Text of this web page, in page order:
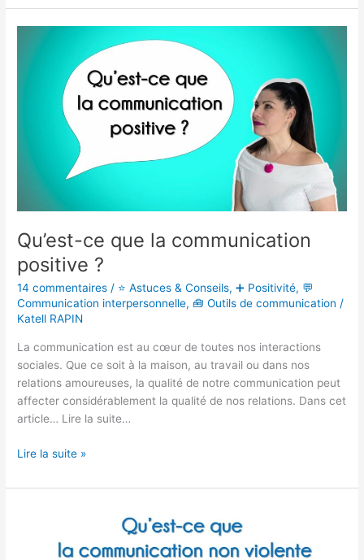
Qu’est-ce que la communication
positive ?
14 commentaires / ⭐ Astuces & Conseils,➕ Positivité, 💬
Communication interpersonnelle,🧰 Outils de communication /
Katell RAPIN
La communication est au cœur de toutes nos interactions
sociales. Que ce soit à la maison, au travail ou dans nos
relations amoureuses, la qualité de notre communication peut
affecter considérablement la qualité de nos relations. Dans cet
article… Lire la suite…
communication
positive ?
Lire la suite »